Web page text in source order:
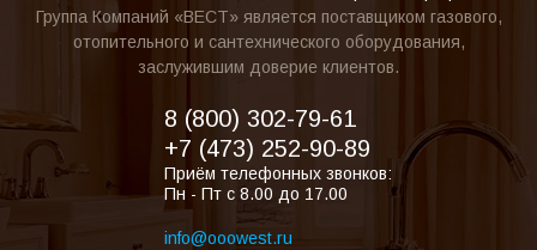
Группа Компаний «ВЕСТ» является поставщиком газового,
отопительного и сантехнического оборудования,
заслужившим доверие клиентов.
8 (800) 302-79-61
+7 (473) 252-90-89
Приём телефонных звонков:
Пн - Пт с 8.00 до 17.00
info@ooowest.ru